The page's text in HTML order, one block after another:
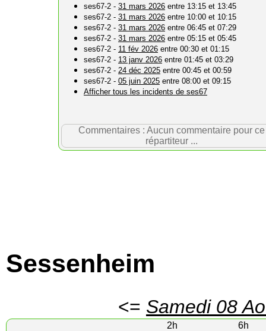
ses67-2 - 31 mars 2026 entre 13:15 et 13:45
ses67-2 - 31 mars 2026 entre 10:00 et 10:15
ses67-2 - 31 mars 2026 entre 06:45 et 07:29
ses67-2 - 31 mars 2026 entre 05:15 et 05:45
ses67-2 - 11 fév 2026 entre 00:30 et 01:15
ses67-2 - 13 janv 2026 entre 01:45 et 03:29
ses67-2 - 24 déc 2025 entre 00:45 et 00:59
ses67-2 - 05 juin 2025 entre 08:00 et 09:15
Afficher tous les incidents de ses67
Commentaires : Aucun commentaire pour ce
répartiteur ...
Sessenheim
<= Samedi 08
2h
6h